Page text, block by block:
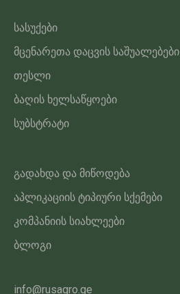
სასუქები
მცენარეთა დაცვის საშუალებები
თესლი
ბაღის ხელსაწყოები
სუბსტრატი
გადახდა და მიწოდება
აპლიკაციის ტიპიური სქემები
კომპანიის სიახლეები
ბლოგი
info@rusagro.ge